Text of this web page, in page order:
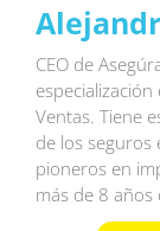
CEO de
Ventas. Tiene
de los seguros
pioneros en
más de 8 años